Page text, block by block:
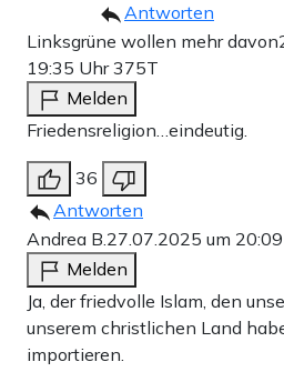
Antworten
Linksgrüne wollen mehr davon
19:35 Uhr375T
Melden
Friedensreligion…eindeutig.
36
Antworten
Andrea B.27.07.2025 um
Melden
Ja, der friedvolle Islam, den
unserem christlichen Land
importieren.